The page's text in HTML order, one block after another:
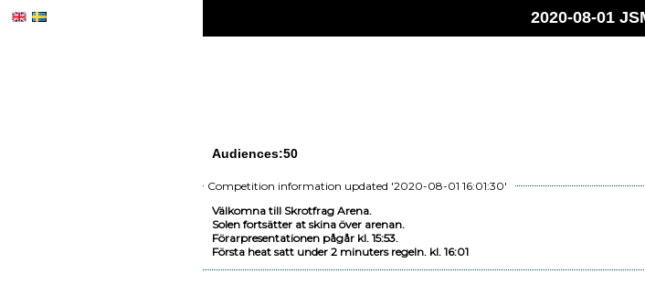
2020-08-01
Audiences:50
Competition information updated '2020-08-01 16:01:30'
Välkomna till Skrotfrag Arena.
Solen fortsätter at skina över arenan.
Förarpresentationen pågår kl. 15:53.
Första heat satt under 2 minuters regeln. kl. 16:01